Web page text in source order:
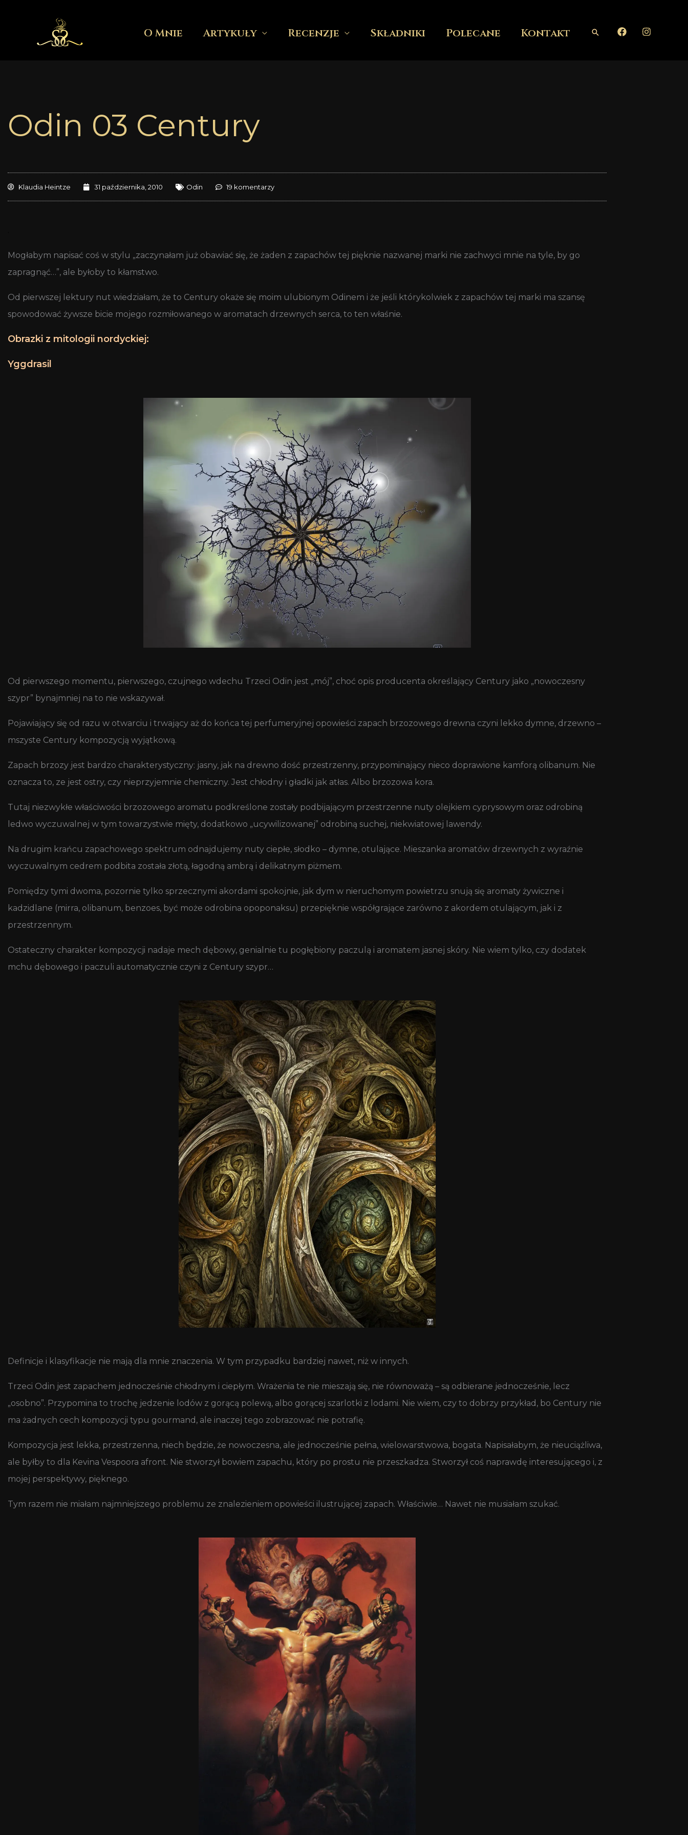
O Mnie Artykuły Recenzje Składniki Polecane Kontakt Szukaj
Odin 03 Century
Klaudia Heintze 31 października, 2010 Odin 19 komentarzy
Mogłabym napisać coś w stylu „zaczynałam już obawiać się, że żaden z zapachów tej pięknie nazwanej marki nie zachwyci mnie na tyle, by go
zapragnąć…”, ale byłoby to kłamstwo.
Od pierwszej lektury nut wiedziałam, że to Century okaże się moim ulubionym Odinem i że jeśli którykolwiek z zapachów tej marki ma szansę
spowodować żywsze bicie mojego rozmiłowanego w aromatach drzewnych serca, to ten właśnie.
Obrazki z mitologii nordyckiej:
Yggdrasil
Od pierwszego momentu, pierwszego, czujnego wdechu Trzeci Odin jest „mój”, choć opis producenta określający Century jako „nowoczesny
szypr” bynajmniej na to nie wskazywał.
Pojawiający się od razu w otwarciu i trwający aż do końca tej perfumeryjnej opowieści zapach brzozowego drewna czyni lekko dymne, drzewno –
mszyste Century kompozycją wyjątkową.
Zapach brzozy jest bardzo charakterystyczny: jasny, jak na drewno dość przestrzenny, przypominający nieco doprawione kamforą olibanum. Nie
oznacza to, ze jest ostry, czy nieprzyjemnie chemiczny. Jest chłodny i gładki jak atłas. Albo brzozowa kora.
Tutaj niezwykłe właściwości brzozowego aromatu podkreślone zostały podbijającym przestrzenne nuty olejkiem cyprysowym oraz odrobiną
ledwo wyczuwalnej w tym towarzystwie mięty, dodatkowo „ucywilizowanej” odrobiną suchej, niekwiatowej lawendy.
Na drugim krańcu zapachowego spektrum odnajdujemy nuty ciepłe, słodko – dymne, otulające. Mieszanka aromatów drzewnych z wyraźnie
wyczuwalnym cedrem podbita została złotą, łagodną ambrą i delikatnym piżmem.
Pomiędzy tymi dwoma, pozornie tylko sprzecznymi akordami spokojnie, jak dym w nieruchomym powietrzu snują się aromaty żywiczne i
kadzidlane (mirra, olibanum, benzoes, być może odrobina opoponaksu) przepięknie współgrające zarówno z akordem otulającym, jak i z
przestrzennym.
Ostateczny charakter kompozycji nadaje mech dębowy, genialnie tu pogłębiony paczulą i aromatem jasnej skóry. Nie wiem tylko, czy dodatek
mchu dębowego i paczuli automatycznie czyni z Century szypr…
Definicje i klasyfikacje nie mają dla mnie znaczenia. W tym przypadku bardziej nawet, niż w innych.
Trzeci Odin jest zapachem jednocześnie chłodnym i ciepłym. Wrażenia te nie mieszają się, nie równoważą – są odbierane jednocześnie, lecz
„osobno”. Przypomina to trochę jedzenie lodów z gorącą polewą, albo gorącej szarlotki z lodami. Nie wiem, czy to dobrzy przykład, bo Century nie
ma żadnych cech kompozycji typu gourmand, ale inaczej tego zobrazować nie potrafię.
Kompozycja jest lekka, przestrzenna, niech będzie, że nowoczesna, ale jednocześnie pełna, wielowarstwowa, bogata. Napisałabym, że nieuciążliwa,
ale byłby to dla Kevina Vespoora afront. Nie stworzył bowiem zapachu, który po prostu nie przeszkadza. Stworzył coś naprawdę interesującego i, z
mojej perspektywy, pięknego.
Tym razem nie miałam najmniejszego problemu ze znalezieniem opowieści ilustrującej zapach. Właściwie… Nawet nie musiałam szukać.